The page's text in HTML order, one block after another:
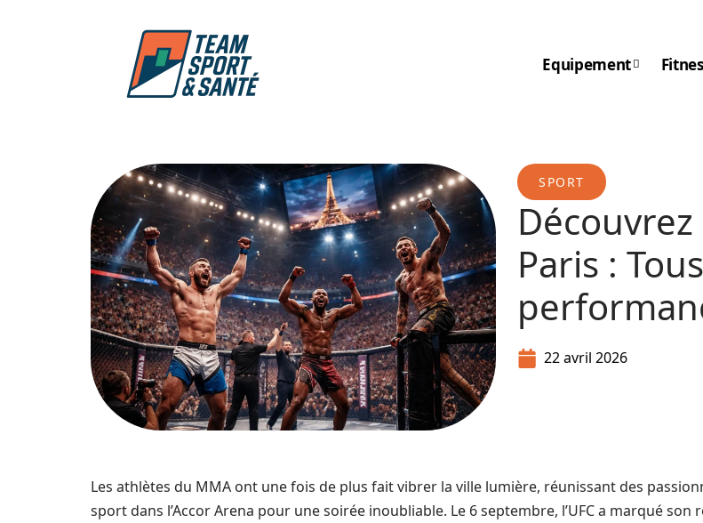
Equipement
SPORT
Découvrez
Paris :
22 avril 2026
Les athlètes du MMA ont une fois de plus fait vibrer la ville lumière, réunissant des
sport dans l’Accor Arena pour une soirée inoubliable. Le 6 septembre, l’UFC a marqué son